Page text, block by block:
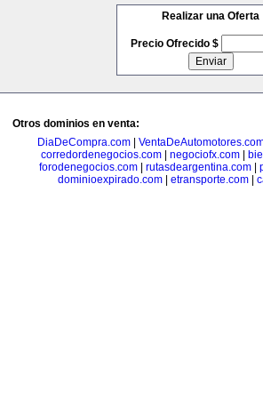
Realizar una Oferta
Precio Ofrecido $
Otros dominios en venta:
DiaDeCompra.com|
corredordenegocios.com
negociofx.com
forodenegocios.com| rutasdeargentina.com|
dominioexpirado.com| etransporte.com|